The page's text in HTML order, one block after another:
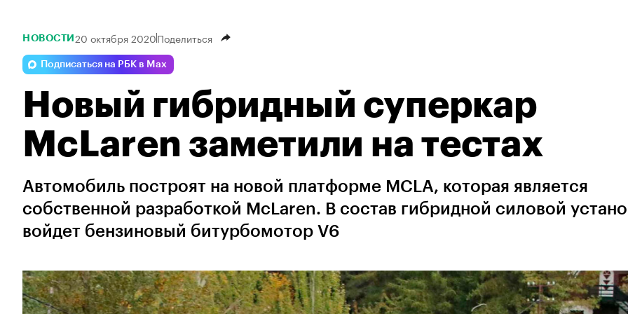
НОВОСТИ 20 октября 2020Поделиться
Подписаться на РБК в Max
Новый гибридный суперкар
McLaren заметили на тестах
Автомобиль построят на новой платформе MCLA, которая является
собственной разработкой McLaren. В состав гибридной силовой
войдет бензиновый битурбомотор V6